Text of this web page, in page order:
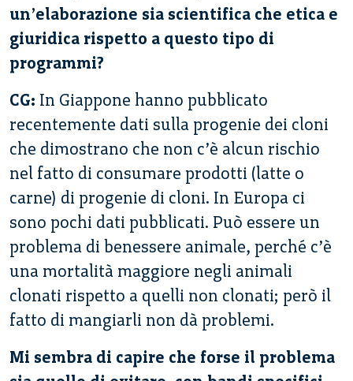
un’elaborazione sia scientifica che etica e
giuridica rispetto a questo tipo di
programmi?
CG: In Giappone hanno pubblicato
recentemente dati sulla progenie dei cloni
che dimostrano che non c’è alcun rischio
nel fatto di consumare prodotti (latte o
carne) di progenie di cloni. In Europa ci
sono pochi dati pubblicati. Può essere un
problema di benessere animale, perché c’è
una mortalità maggiore negli animali
clonati rispetto a quelli non clonati; però il
fatto di mangiarli non dà problemi.
Mi sembra di capire che forse il problema